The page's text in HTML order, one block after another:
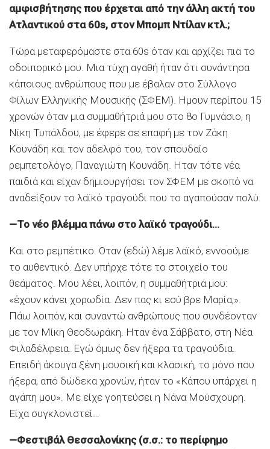
αμφισβήτησης που έρχεται από την άλλη ακτή του
Ατλαντικού στα 60s, στον Μπομπ Ντίλαν κτλ.;
Τώρα μεταφερόμαστε στα 60s όταν και αρχίζει πια το
οδοιπορικό μου. Μια τύχη αγαθή ήταν ότι συνάντησα
κάποιους ανθρώπους που με έβαλαν στο Σύλλογο
Φίλων Ελληνικής Μουσικής (ΣΦΕΜ). Ημουν περίπου 15
χρονών όταν μια συμμαθήτριά μου στο 8ο Γυμνάσιο, η
Νίκη Τυπάλδου, με έφερε σε επαφή με τον Ζάκη
Κουνάδη και τον αδελφό του, τον σπουδαίο
ρεμπετολόγο, Παναγιώτη Κουνάδη. Ηταν τότε νέα
παιδιά και είχαν δημιουργήσει τον ΣΦΕΜ με σκοπό να
αναδείξουν το λαϊκό τραγούδι που το αγαπούσαν πολύ.
—Το νέο βλέμμα πάνω στο λαϊκό τραγούδι…
Και στο ρεμπέτικο. Οταν (εδώ) λέμε λαϊκό, εννοούμε
το αυθεντικό. Δεν υπήρχε τότε το στοιχείο του
θεάματος. Μου λέει, λοιπόν, η συμμαθήτριά μου:
«έχουν κάνει χορωδία. Δεν πας κι εσύ βρε Μαρία;».
Πάω λοιπόν, και συναντώ ανθρώπους που συνδέονταν
με τον Μίκη Θεοδωράκη. Ηταν ένα Σάββατο, στη Νέα
Φιλαδέλφεια. Εγώ όμως δεν ήξερα τα τραγούδια.
Επειδή άκουγα ξένη μουσική και κλασική, το μόνο που
ήξερα, από δώδεκα χρονών, ήταν το «Κάπου υπάρχει η
αγάπη μου». Με είχε γοητεύσει η Νάνα Μούσχουρη.
Είχα συγκλονιστεί…
—Φεστιβάλ Θεσσαλονίκης (σ.σ.: το περίφημο